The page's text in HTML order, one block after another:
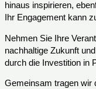
hinaus inspirieren,
Ihr Engagement kann
Nehmen Sie Ihre
nachhaltige Zukunft
durch die Investition in
Gemeinsam tragen wir